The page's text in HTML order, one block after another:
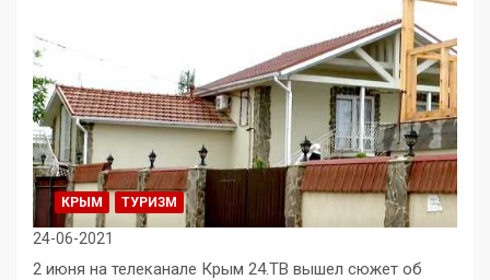
КРЫМ ТУРИЗМ
24-06-2021
2 июня на телеканале Крым 24.ТВ вышел сюжет об